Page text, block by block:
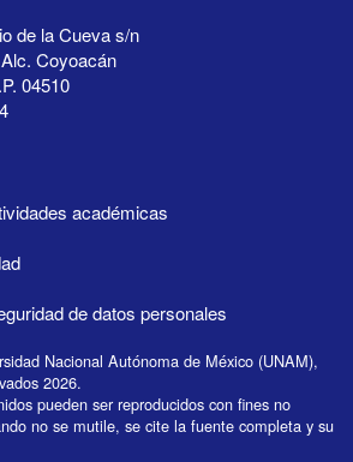
de la Cueva s/n
Coyoacán
04510
académicas
de datos personales
Nacional Autónoma de México (UNAM),
2026.
pueden ser reproducidos con fines no
no se mutile, se cite la fuente completa y su